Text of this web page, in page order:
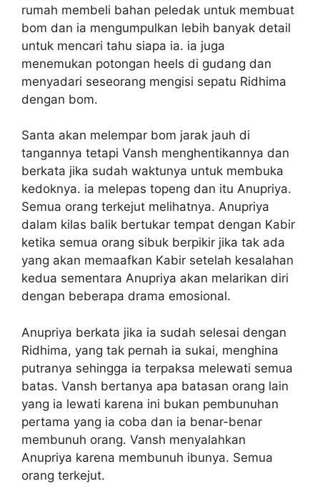
rumah membeli bahan peledak untuk membuat
bom dan ia mengumpulkan lebih banyak detail
untuk mencari tahu siapa ia. ia juga
menemukan potongan heels di gudang dan
menyadari seseorang mengisi sepatu Ridhima
dengan bom.
Santa akan melempar bom jarak jauh di
tangannya tetapi Vansh menghentikannya dan
berkata jika sudah waktunya untuk membuka
kedoknya. ia melepas topeng dan itu Anupriya.
Semua orang terkejut melihatnya. Anupriya
dalam kilas balik bertukar tempat dengan Kabir
ketika semua orang sibuk berpikir jika tak ada
yang akan memaafkan Kabir setelah kesalahan
kedua sementara Anupriya akan melarikan diri
dengan beberapa drama emosional.
Anupriya berkata jika ia sudah selesai dengan
Ridhima, yang tak pernah ia sukai, menghina
putranya sehingga ia terpaksa melewati semua
batas. Vansh bertanya apa batasan orang lain
yang ia lewati karena ini bukan pembunuhan
pertama yang ia coba dan ia benar-benar
membunuh orang. Vansh menyalahkan
Anupriya karena membunuh ibunya. Semua
orang terkejut.